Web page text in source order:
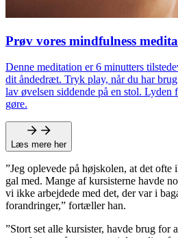
Prøv vores mindfulness
Denne meditation er 6 minutters
dit åndedræt. Tryk play, når du har
lav øvelsen siddende på en stol.
gøre.
Læs mere her
”Jeg oplevede på højskolen, at det
gal med. Mange af kursisterne havde
vi ikke arbejdede med det, der var i
forandringer,” fortæller han.
”Stort set alle kursister, havde brug for